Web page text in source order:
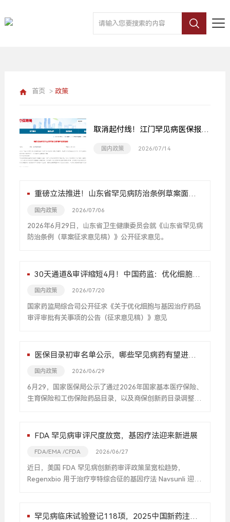
首页 > 政策
取消起付线！江门罕见病医保报销
国内政策 2026/07/14
重磅立法推进！山东省罕见病防治条例草案面向
全社会公开征求意见
国内政策 2026/07/06
2026年6月29日，山东省卫生健康委员会就《山东省罕见病
防治条例（草案征求意见稿）》公开征求意见。
30天通道&审评缩短4月！中国药监：优化细胞/
基因药审评审批
国内政策 2026/07/20
国家药监局综合司公开征求《关于优化细胞与基因治疗药品
审评审批有关事项的公告（征求意见稿）》意见
医保目录初审名单公示，哪些罕见病药有望进
去？
国内政策 2026/06/29
6月29，国家医保局公示了通过2026年国家基本医疗保险、
生育保险和工伤保险药品目录，以及商保创新药目录调整初
FDA 罕见病审评尺度放宽，基因疗法迎来新进展
FDA/EMA /CFDA 2026/06/27
近日，美国 FDA 罕见病创新药审评政策呈宽松趋势，
Regenxbio 用于治疗亨特综合征的基因疗法 Navsunli 迎来
罕见病临床试验登记118项，2025中国新药注册